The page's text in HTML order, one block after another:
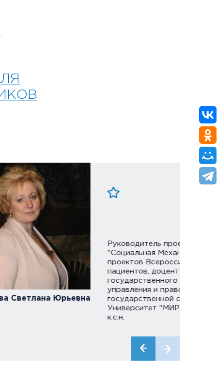
Руководитель проектов Центра
"Социальная Механика", координатор
проектов Всероссийского союза
пациентов, доцент кафедры
государственного и муниципального
управления и правового обеспечения
государственной службы АНО ВО
Университет "МИР", социоинженер,